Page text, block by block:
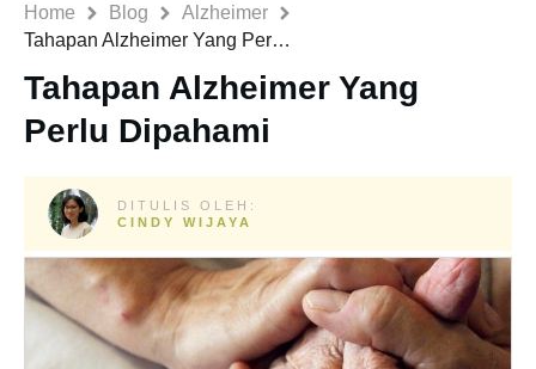
Home Blog
Alzheimer
Tahapan Alzheimer Yang Perlu Dipahami
Tahapan Alzheimer Yang
Perlu Dipahami
DITULIS OLEH:
CINDY WIJAYA